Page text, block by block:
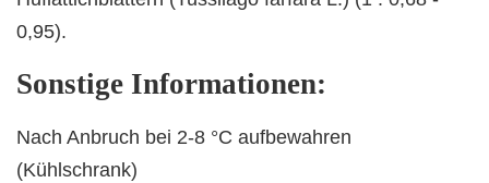
0,95).
Sonstige Informationen:
Nach Anbruch bei 2-8 °C aufbewahren
(Kühlschrank)